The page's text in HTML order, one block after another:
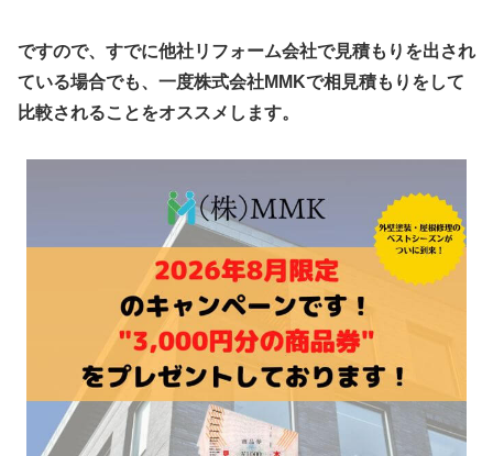
ですので、すでに他社リフォーム会社で見積もりを出され
ている場合でも、一度株式会社MMKで相見積もりをして
比較されることをオススメします。